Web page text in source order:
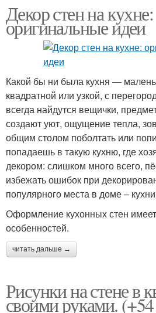
Декор стен на кухне:
оригинальные идеи
Какой бы ни была кухня —
квадратной или узкой, с
всегда найдутся вещички,
создают уют, ощущение тепла,
общим столом поболтать или
попадаешь в такую кухню, где
декором: слишком много всего,
избежать ошибок при
популярного места в доме –
Оформление кухонных стен
особенностей.
читать дальше →
Рисунки на стене в
своими руками.